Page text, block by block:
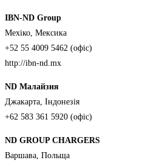
IBN-ND Group
Мехіко, Мексика
+52 55 4009 5462 (офіс)
http://ibn-nd.mx
ND Малайзия
Джакарта, Індонезія
+62 583 361 5920 (офіс)
ND GROUP CHARGERS
Варшава, Польща